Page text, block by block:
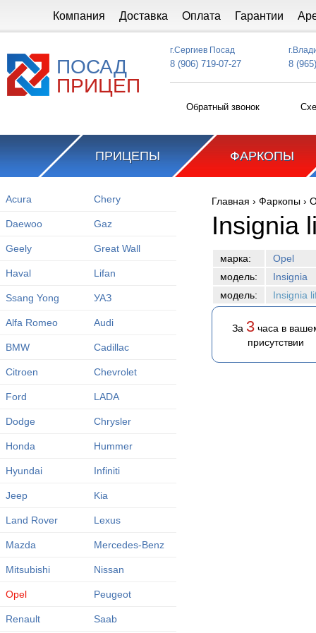
Компания Доставка Оплата Гарантии
ПОСАД
ПРИЦЕП
г.Сергиев Посад
8 (906) 719-07-27 8
Обратный звонок
ПРИЦЕПЫ ФАРКОПЫ
Acura Chery
Daewoo Gaz
Geely Great Wall
Haval Lifan
Ssang Yong УАЗ
Alfa Romeo Audi
BMW Cadillac
Citroen Chevrolet
Ford LADA
Dodge Chrysler
Honda Hummer
Hyundai Infiniti
Jeep Kia
Land Rover Lexus
Mazda Mercedes-Benz
Mitsubishi Nissan
Opel Peugeot
Renault Saab
Вы здесь
Главная › Фаркопы ›
Insignia
марка:
Opel
модель:
Insignia
модель:
Insignia
За 3часа в
присутствии